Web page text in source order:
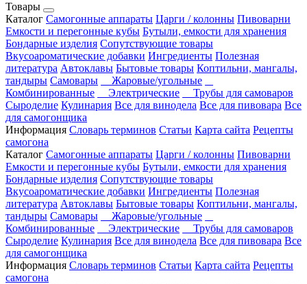
Товары
Каталог Самогонные аппараты Царги / колонны Пивоварни
Емкости и перегонные кубы Бутыли, емкости для хранения
Бондарные изделия Сопутствующие товары
Вкусоароматические добавки Ингредиенты Полезная
литература Автоклавы Бытовые товары Коптильни, мангалы,
тандыры Самовары
Жаровые/угольные
Комбинированные
Электрические
Трубы для самоваров
Сыроделие Кулинария Все для винодела Все для пивовара Все
для самогонщика
Информация Словарь терминов Статьи Карта сайта Рецепты
самогона
Каталог Самогонные аппараты Царги / колонны Пивоварни
Емкости и перегонные кубы Бутыли, емкости для хранения
Бондарные изделия Сопутствующие товары
Вкусоароматические добавки Ингредиенты Полезная
литература Автоклавы Бытовые товары Коптильни, мангалы,
тандыры Самовары
Жаровые/угольные
Комбинированные
Электрические
Трубы для самоваров
Сыроделие Кулинария Все для винодела Все для пивовара Все
для самогонщика
Информация Словарь терминов Статьи Карта сайта Рецепты
самогона